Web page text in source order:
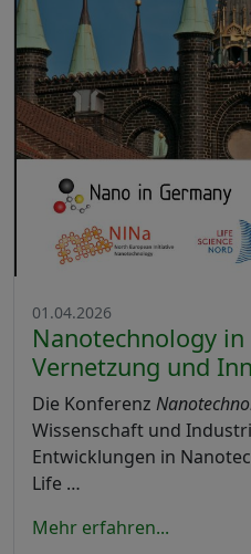
01.04.2026
Nanotechnology in
Vernetzung und
Die Konferenz
Wissenschaft und
Entwicklungen in
Life …
Mehr erfahren...